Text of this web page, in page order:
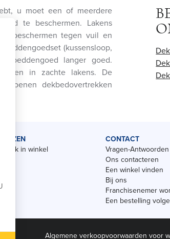
u moet een of meerdere
te beschermen. Lakens
beschermen tegen vuil en
beddengoedset (kussensloop,
beddengoed langer goed.
in zachte lakens. De
dekbedovertrekken
in winkel
CONTACT
Vragen-Antwoorden
Ons contacteren
Een winkel vinden
Bij ons
Franchisenemer
Een bestelling
Algemene verkoopvoorwaarden voor